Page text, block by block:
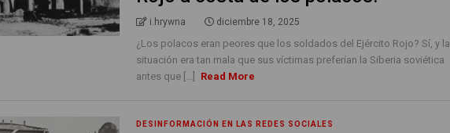
i.hrywna diciembre 18, 2025
¿Los polacos eran peores que los soldados del Ejército Rojo? Sí, y la
situación era tan mala que sus víctimas preferían la Siberia soviética
antes que [...]
Read More
DESINFORMACIÓN EN LAS REDES SOCIALES